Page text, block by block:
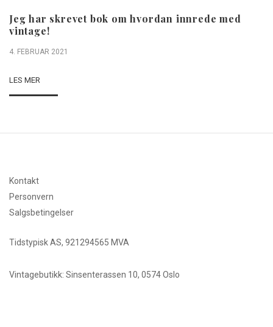
Jeg har skrevet bok om hvordan innrede med
vintage!
4. FEBRUAR 2021
LES MER
Kontakt
Personvern
Salgsbetingelser
Tidstypisk AS, 921294565 MVA
Vintagebutikk: Sinsenterassen 10, 0574 Oslo